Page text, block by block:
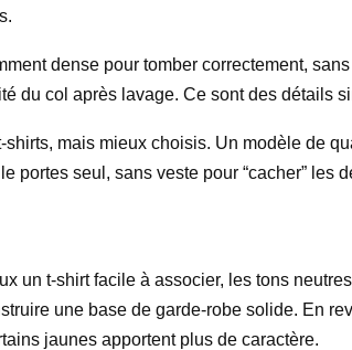
dense pour tomber correctement,
du col après lavage. Ce sont des détails
mais mieux choisis. Un modèle de
portes seul, sans veste pour “cacher” les
un t-shirt facile à associer, les tons
une base de garde-robe solide. En
jaunes apportent plus de caractère.